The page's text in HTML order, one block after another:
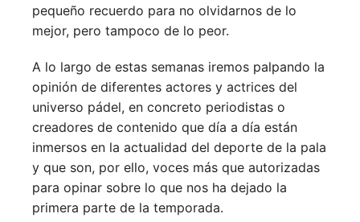
pequeño recuerdo para no olvidarnos de lo
mejor, pero tampoco de lo peor.
A lo largo de estas semanas iremos palpando la
opinión de diferentes actores y actrices del
universo pádel, en concreto periodistas o
creadores de contenido que día a día están
inmersos en la actualidad del deporte de la pala
y que son, por ello, voces más que autorizadas
para opinar sobre lo que nos ha dejado la
primera parte de la temporada.